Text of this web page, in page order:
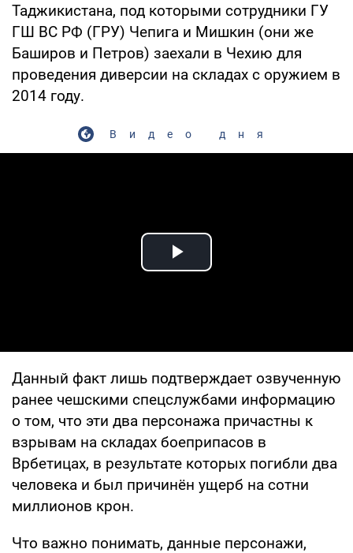
Таджикистана, под которыми сотрудники ГУ
ГШ ВС РФ (ГРУ) Чепига и Мишкин (они же
Баширов и Петров) заехали в Чехию для
проведения диверсии на складах с оружием в
2014 году.
Видео дня
Play Video
Данный факт лишь подтверждает озвученную
ранее чешскими спецслужбами информацию
о том, что эти два персонажа причастны к
взрывам на складах боеприпасов в
Врбетицах, в результате которых погибли два
человека и был причинён ущерб на сотни
миллионов крон.
Что важно понимать, данные персонажи,